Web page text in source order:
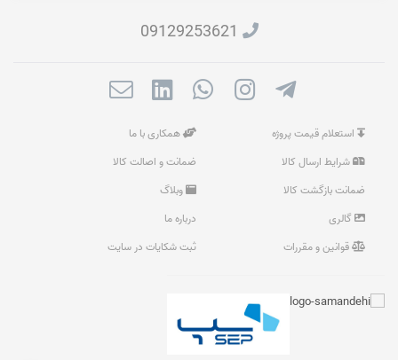
09129253621
استعلام قیمت پروژه
همکاری با ما
شرایط ارسال کالا
ضمانت و اصالت کالا
ضمانت بازگشت کالا
وبلاگ
گالری
درباره ما
قوانین و مقررات
ثبت شکایات در سایت